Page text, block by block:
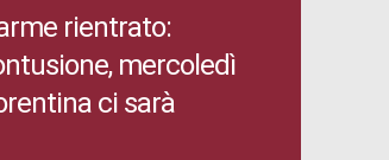
rientrato:
mercoledì
ci sarà